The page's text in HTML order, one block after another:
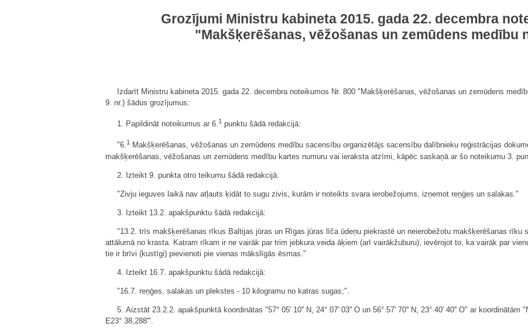
Grozījumi Ministru kabineta 2015. gada 22. decembra
"Makšķerēšanas, vēžošanas un zemūdens medību
Izdarīt Ministru kabineta 2015. gada 22. decembra noteikumos Nr. 800 "Makšķerēšanas, vēžošanas un zemūdens
9. nr.) šādus grozījumus:
1. Papildināt noteikumus ar 6.1 punktu šādā redakcijā:
"6.1
Makšķerēšanas, vēžošanas un zemūdens medību sacensību organizētājs sacensību dalībnieku reģistrācijas
makšķerēšanas, vēžošanas un zemūdens medību kartes numuru vai ieraksta atzīmi, kāpēc saskaņā ar šo noteikumu 3.
2. Izteikt 9. punkta otro teikumu šādā redakcijā:
"Zivju ieguves laikā nav atļauts ķidāt to sugu zivis, kurām ir noteikts svara ierobežojums, izņemot reņģes un salakas."
3. Izteikt 13.2. apakšpunktu šādā redakcijā:
"13.2. trīs makšķerēšanas rīkus Baltijas jūras un Rīgas jūras līča ūdeņu piekrastē un neierobežotu makšķerēšanas
attālumā no krasta. Katram rīkam ir ne vairāk par trim jebkura veida āķiem (arī vairākžuburu), ievērojot to, ka vairāk par
tie ir brīvi (kustīgi) pievienoti pie vienas mākslīgās ēsmas."
4. Izteikt 16.7. apakšpunktu šādā redakcijā:
"16.7. reņģes, salakas un plekstes - 10 kilogramu no katras sugas;".
5. Aizstāt 23.2.2. apakšpunktā koordinātas "57° 05' 10'' N, 24° 07' 03'' O un 56° 57' 70'' N, 23° 40' 40'' O" ar koordinātām
E23° 38,288'".